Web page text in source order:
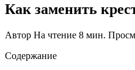
Как заменить
Автор На чтение 8 мин.
Содержание